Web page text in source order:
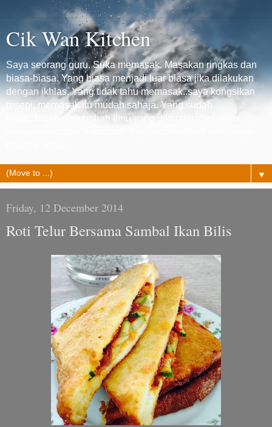
Cik Wan Kitchen
Saya seorang guru. Suka memasak. Masakan ringkas dan
biasa-biasa. Yang biasa menjadi luar biasa jika dilakukan
dengan ikhlas. Yang tidak tahu memasak..saya kongsikan
resepi, memasak itu mudah sahaja. Yang sudah
hebat..boleh menambah ilmu yang dikongsi. Semoga
▼
Friday, 12 December 2014
Roti Telur Bersama Sambal Ikan Bilis